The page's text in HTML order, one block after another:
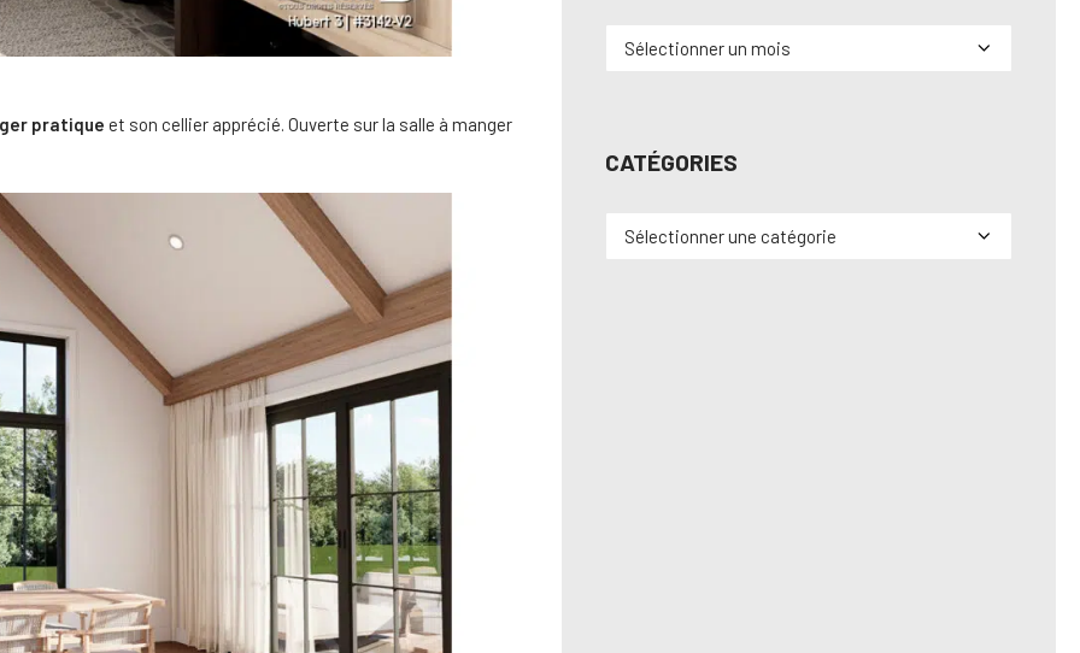
pratique et son cellier apprécié. Ouverte sur la salle à manger
Archives
CATÉGORIES
Catégories